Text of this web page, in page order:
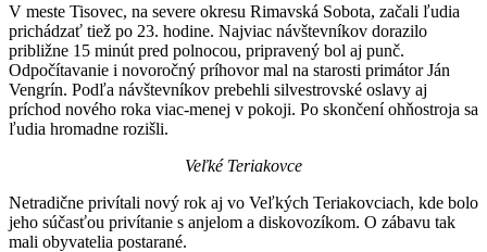
V meste Tisovec, na severe okresu Rimavská Sobota, začali ľudia
prichádzať tiež po 23. hodine. Najviac návštevníkov dorazilo
približne 15 minút pred polnocou, pripravený bol aj punč.
Odpočítavanie i novoročný príhovor mal na starosti primátor Ján
Vengrín. Podľa návštevníkov prebehli silvestrovské oslavy aj
príchod nového roka viac-menej v pokoji. Po skončení ohňostroja sa
ľudia hromadne rozišli.
Veľké Teriakovce
Netradične privítali nový rok aj vo Veľkých Teriakovciach, kde bolo
jeho súčasťou privítanie s anjelom a diskovozíkom. O zábavu tak
mali obyvatelia postarané.